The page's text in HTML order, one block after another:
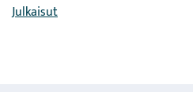
Julkaisut